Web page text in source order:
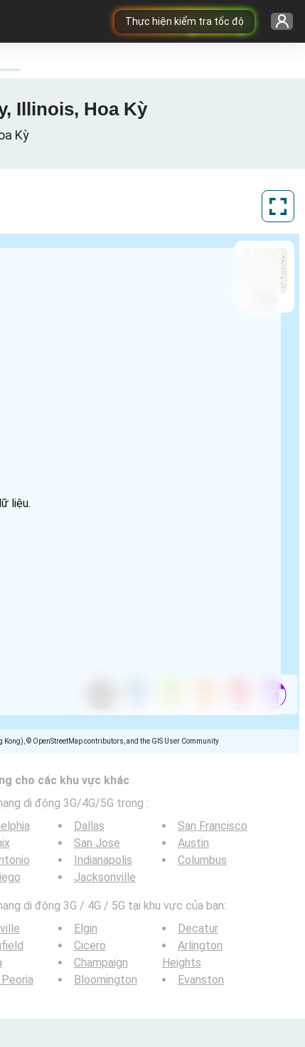
Thực hiện kiểm tra tốc độ
Illinois, Hoa Kỳ
Kỳ
Kong), © OpenStreetMap contributors, and the GIS User Community
liệu.
cho các khu vực khác
di động 3G/4G/5G trong :
Dallas
San Jose
Indianapolis
Jacksonville
San Francisco
Austin
Columbus
di động 3G / 4G / 5G tại khu vực của bạn:
Elgin
Cicero
Champaign
Bloomington
Decatur
Arlington
Heights
Evanston